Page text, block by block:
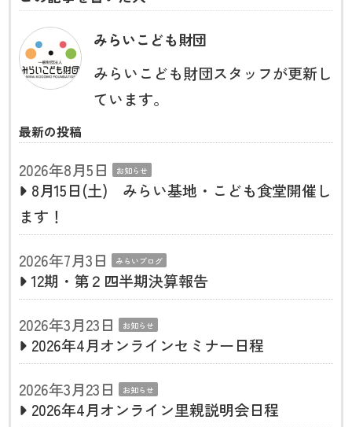
みらいこども財団
みらいこども財団スタッフが更新し
ています。
最新の投稿
2026年8月5日 お知らせ
8月15日(土) みらい基地・こども食堂開催し
ます！
2026年7月3日
みらいブログ
12期・第２四半期決算報告
2026年3月23日
お知らせ
2026年4月オンラインセミナー日程
2026年3月23日
お知らせ
2026年4月オンライン里親説明会日程